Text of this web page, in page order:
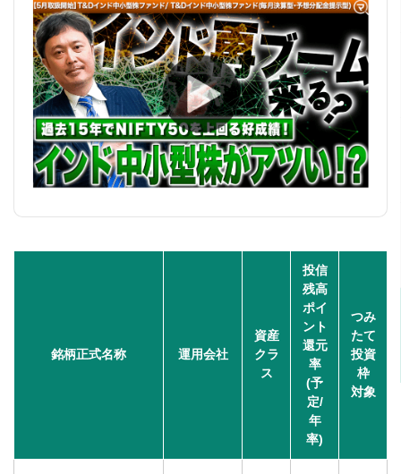
銘柄正式名称 運用会社
資産
クラ
ス
投信
残高
ポイ
ント
還元
率
(予
定/
年
率)
つみ
たて
投資
枠
対象